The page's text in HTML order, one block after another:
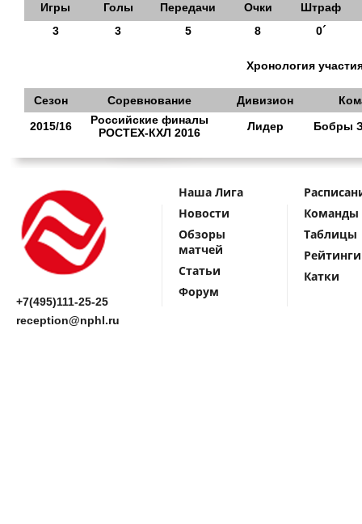
Игры Голы Передачи Очки
Штраф
3
3 5 8 0´
Хронология
Сезон Соревнование Дивизион
2015/16
Российские финалы
РОСТЕХ-КХЛ 2016
Лидер Бобры
+7(495)111-25-25
reception@nphl.ru
Наша Лига
Новости
Обзоры
матчей
Статьи
Форум
Команды
Таблицы
Рейтинги
Катки